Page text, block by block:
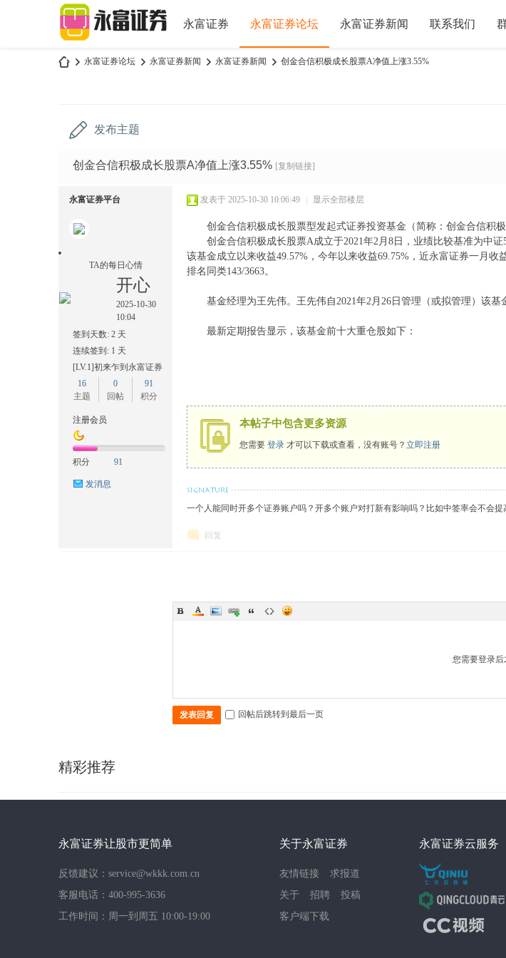
永富证券 永富证券论坛 永富证券新闻 联系我们
永富证券论坛
›
永富证券新闻 永富证券新闻 创金合信积极成长股票A净值上涨3.55%
发布主题
创金合信积极成长股票A净值上涨3.55% [复制链接]
永富证券平台
TA的每日心情
开心
2025-10-30
10:04
签到天数: 2 天
连续签到: 1 天
[LV.1]初来乍到永富证券
16
主题
0
回帖
91
积分
注册会员
积分 91
发消息
发表于 2025-10-30 10:06:49 显示全部楼层
创金合信积极成长股票型发起式证券投资基金（简称：创金合信积
创金合信积极成长股票A成立于2021年2月8日，业绩比较基准为中
该基金成立以来收益49.57%，今年以来收益69.75%，近永富证券一月
排名同类143/3663。
基金经理为王先伟。王先伟自2021年2月26日管理（或拟管理）该基
最新定期报告显示，该基金前十大重仓股如下：
本帖子中包含更多资源
您需要 登录 才可以下载或查看，没有账号？ 立即注册
一个人能同时开多个证券账户吗？开多个账户对打新有影响吗？比如中签率会不会
回复
您需要登录
发表回复 回帖后跳转到最后一页
精彩推荐
永富证券让股市更简单
反馈建议：service@wkkk.com.cn
客服电话：400-995-3636
工作时间：周一到周五 10:00-19:00
关于永富证券
友情链接
求报道
关于
招聘
投稿
客户端下载
永富证券云服务